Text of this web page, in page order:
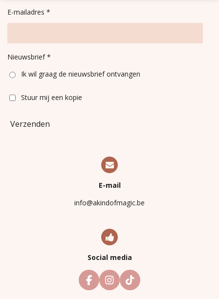
E-mailadres *
Nieuwsbrief *
Ik wil graag de nieuwsbrief ontvangen
Stuur mij een kopie
Verzenden
E-mail
info@akindofmagic.be
Social media
F
a
I
n
T
i